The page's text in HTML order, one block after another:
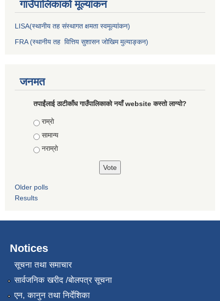
गाउँपालिकाकाे मूल्यांकन
LISA(स्थानीय तह संस्थागत क्षमता स्वमूल्यांकन)
FRA (स्थानीय तह वित्तिय सुशासन जोखिम मुल्याङ्कन)
जनमत
तपाईंलाई ठाटीकाँध गाउँपालिकाको नयाँ website कस्तो लाग्यो?
Choices
राम्राे
सामान्य
नराम्राे
Older polls
Results
Notices
सूचना तथा समाचार
सार्वजनिक खरीद /बोलपत्र सूचना
एन, कानुन तथा निर्देशिका